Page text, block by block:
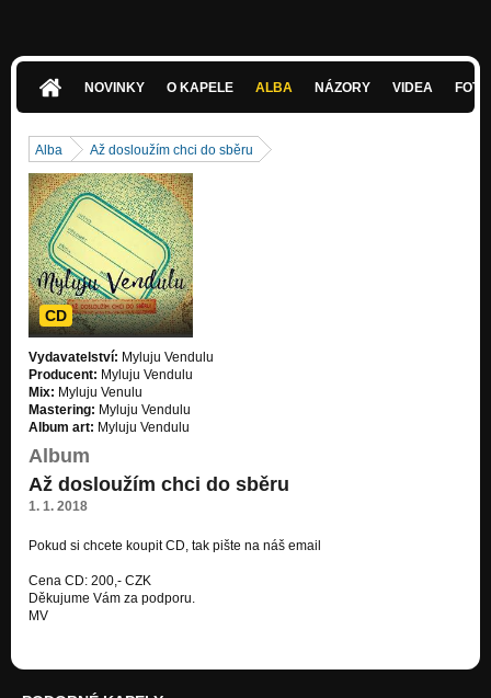
NOVINKY O KAPELE ALBA NÁZORY VIDEA
Alba Až dosloužím chci do sběru
CD
Vydavatelství: Myluju Vendulu
Producent: Myluju Vendulu
Mix: Myluju Venulu
Mastering: Myluju Vendulu
Album art: Myluju Vendulu
Album
Až dosloužím chci do sběru
1. 1. 2018
Pokud si chcete koupit CD, tak pište na náš email
Cena CD: 200,- CZK
Děkujume Vám za podporu.
MV